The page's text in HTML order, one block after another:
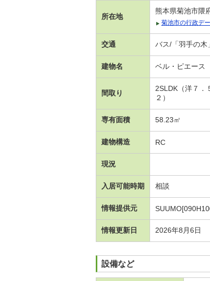
所在地
熊本県菊池市隈
菊池市の行政デ
交通 バス/「羽手の木
建物名 ベル・ピエース
間取り
2SLDK（洋７
２）
専有面積 58.23㎡
建物構造 RC
現況
入居可能時期 相談
情報提供元
情報更新日 2026年8月6日
設備など